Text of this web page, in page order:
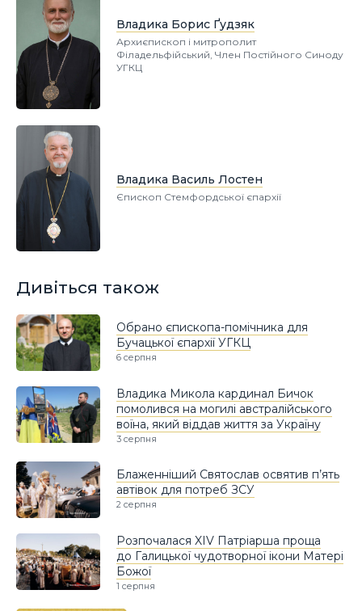
Владика Борис Ґудзяк
Архиєпископ і митрополит
Філадельфійський, Член Постійного Синоду
УГКЦ
Владика Василь Лостен
Єпископ Стемфордської єпархії
Дивіться також
Обрано єпископа-помічника для
Бучацької єпархії УГКЦ
6 серпня
Владика Микола кардинал Бичок
помолився на могилі австралійського
воїна, який віддав життя за Україну
3 серпня
Блаженніший Святослав освятив п’ять
автівок для потреб ЗСУ
2 серпня
Розпочалася XIV Патріарша проща
до Галицької чудотворної ікони Матері
Божої
1 серпня